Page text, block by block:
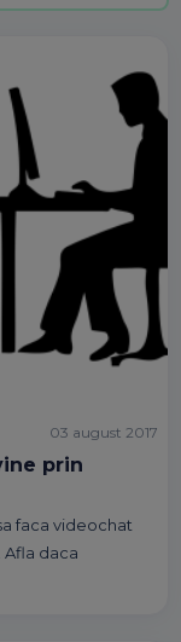
prin
faca videochat
Afla daca
03 august 2017